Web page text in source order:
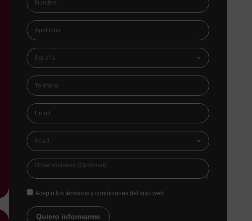
Acepto los términos y condiciones del sitio web
Quiero informarme